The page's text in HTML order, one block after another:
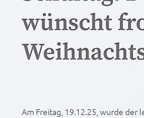
wünscht
Am Freitag, 19.12.25, wurde der